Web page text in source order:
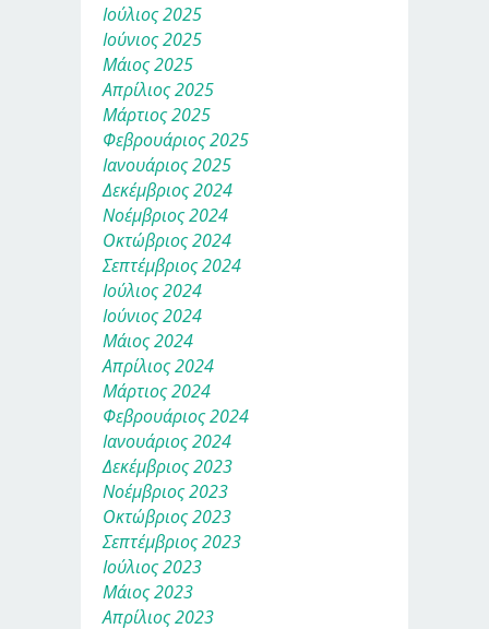
Ιούλιος 2025
Ιούνιος 2025
Μάιος 2025
Απρίλιος 2025
Μάρτιος 2025
Φεβρουάριος 2025
Ιανουάριος 2025
Δεκέμβριος 2024
Νοέμβριος 2024
Οκτώβριος 2024
Σεπτέμβριος 2024
Ιούλιος 2024
Ιούνιος 2024
Μάιος 2024
Απρίλιος 2024
Μάρτιος 2024
Φεβρουάριος 2024
Ιανουάριος 2024
Δεκέμβριος 2023
Νοέμβριος 2023
Οκτώβριος 2023
Σεπτέμβριος 2023
Ιούλιος 2023
Μάιος 2023
Απρίλιος 2023